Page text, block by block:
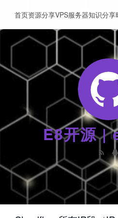
E8开源 |
首页资源分享VPS服务器知识分享